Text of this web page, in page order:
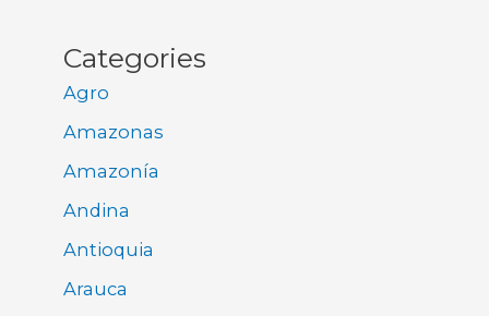
Categories
Agro
Amazonas
Amazonía
Andina
Antioquia
Arauca